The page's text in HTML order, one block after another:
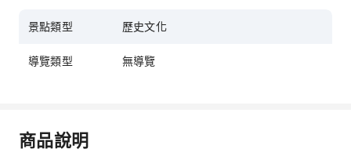
景點類型 歷史文化
導覽類型 無導覽
商品說明